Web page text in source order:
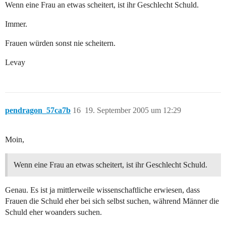
Wenn eine Frau an etwas scheitert, ist ihr Geschlecht Schuld.
Immer.
Frauen würden sonst nie scheitern.
Levay
pendragon_57ca7b 19. September 2005 um 12:29
16
Moin,
Wenn eine Frau an etwas scheitert, ist ihr Geschlecht Schuld.
Genau. Es ist ja mittlerweile wissenschaftliche erwiesen, dass
Frauen die Schuld eher bei sich selbst suchen, während Männer die
Schuld eher woanders suchen.